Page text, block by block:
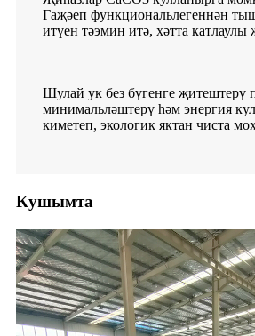
Гаҗәеп функциональлегеннән
итүен тәэмин итә, хәтта
Шулай ук ​​без бүгенге
минимальләштерү һәм энергия
киметеп, экологик яктан чиста
Кушымта